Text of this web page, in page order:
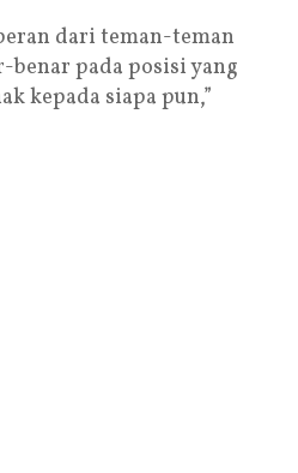
dari teman-teman
pada posisi yang
kepada siapa pun,”